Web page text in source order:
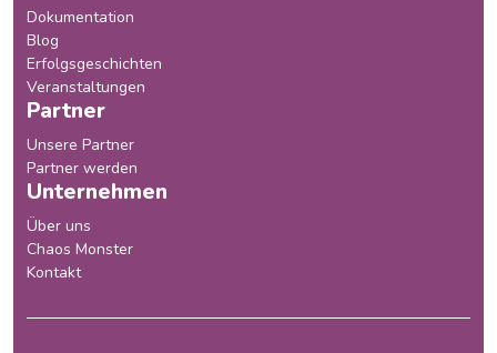
Dokumentation
Blog
Erfolgsgeschichten
Veranstaltungen
Partner
Unsere Partner
Partner werden
Unternehmen
Über uns
Chaos Monster
Kontakt